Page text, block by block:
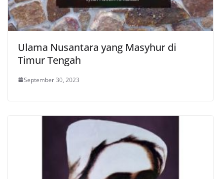
Ulama Nusantara yang Masyhur di
Timur Tengah
September 30, 2023